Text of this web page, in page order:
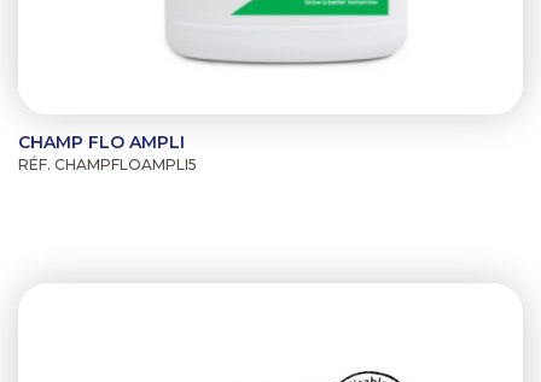
CHAMP FLO AMPLI
RÉF. CHAMPFLOAMPLI5